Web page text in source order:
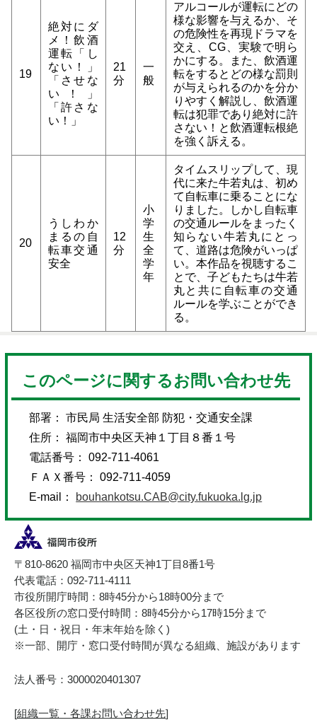
19
絶対にダ
メ！飲酒
運転「し
ない！」
「させな
い！」
「許さな
い！」
21
分
一
般
アルコールが運転にどの
様な影響を与えるか、そ
の危険性を再現ドラマを
交え、CG、実験で明ら
かにする。また、飲酒運
転をするとどの様な罰則
が与えられるのかを分か
りやすく解説し、飲酒運
転は犯罪であり絶対に許
さない！と飲酒運転根絶
を強く訴える。
20
うしわか
まるの自
転車交通
安全
12
分
小
学
生
全
学
年
タイムスリップして、現
代に来た牛若丸は、初め
て自転車に乗ることにな
りました。しかし自転車
の交通ルールをまったく
知らない牛若丸にとっ
て、道路は危険がいっぱ
い。本作品を視聴するこ
とで、子どもたちは牛若
丸と共に自転車の交通
ルールを学ぶことができ
る。
このページに関するお問い合わせ先
部署： 市民局 生活安全部 防犯・交通安全課
住所： 福岡市中央区天神１丁目８番１号
電話番号： 092-711-4061
ＦＡＸ番号： 092-711-4059
E-mail：
bouhankotsu.CAB@city.fukuoka.lg.jp
〒810-8620 福岡市中央区天神1丁目8番1号
代表電話：092-711-4111
市役所開庁時間：8時45分から18時00分まで
各区役所の窓口受付時間：8時45分から17時15分まで
(土・日・祝日・年末年始を除く)
※一部、開庁・窓口受付時間が異なる組織、施設があります
法人番号：3000020401307
[組織一覧・各課お問い合わせ先]